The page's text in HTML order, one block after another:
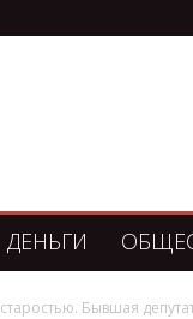
ДЕНЬГИ
старостью. Бывшая